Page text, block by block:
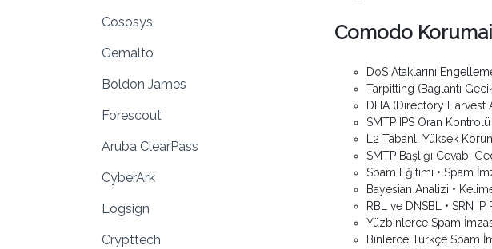
Comodo
DoS Ataklarını
Tarpitting (Baglantı
DHA (Directory Harvest
SMTP IPS Oran Kontrolü
L2 Tabanlı Yüksek
SMTP Başlığı Cevabı
Spam Eğitimi • Spam
Bayesian Analizi •
RBL ve DNSBL • SRN IP
Yüzbinlerce Spam
Binlerce Türkçe Spam
Cososys
Gemalto
Boldon James
Forescout
Aruba ClearPass
CyberArk
Logsign
Crypttech